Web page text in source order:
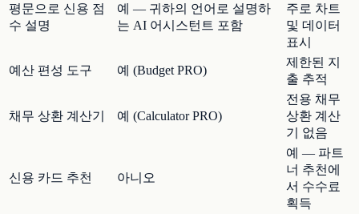
평문으로 신용 점
수 설명
예 — 귀하의 언어로 설명하
는 AI 어시스턴트 포함
주로 차트
및 데이터
표시
예산 편성 도구 예 (Budget PRO)
제한된 지
출 추적
채무 상환 계산기 예 (Calculator PRO)
전용 채무
상환 계산
기 없음
신용 카드 추천 아니오
예 — 파트
너 추천에
서 수수료
획득